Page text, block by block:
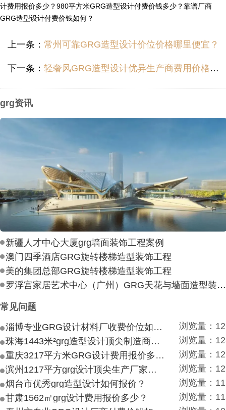
计费用报价多少？980平方米GRG造型设计付费价钱多少？靠谱厂商
GRG造型设计付费价钱如何？
上一条： 常州可靠GRG造型设计价位价格哪里便宜？
下一条： 轻奢风GRG造型设计优异生产商费用价格多少？
grg资讯
新疆人才中心大厦grg墙面装饰工程案例
澳门四季酒店GRG旋转楼梯造型装饰工程
美的集团总部GRG旋转楼梯造型装饰工程
罗浮宫家居艺术中心（广州）GRG天花与墙面造型装饰工程
常见问题
淄博专业GRG设计材料厂收费价位如何？
浏览量：
珠海1443米²grg造型设计顶尖制造商付费付费多少？
浏览量：
重庆3217平方米GRG设计费用报价多少？
浏览量：
滨州1217平方grg设计顶尖生产厂家价目如何？
浏览量：
烟台市优秀grg造型设计如何报价？
浏览量：
甘肃1562㎡grg设计费用报价多少？
浏览量：